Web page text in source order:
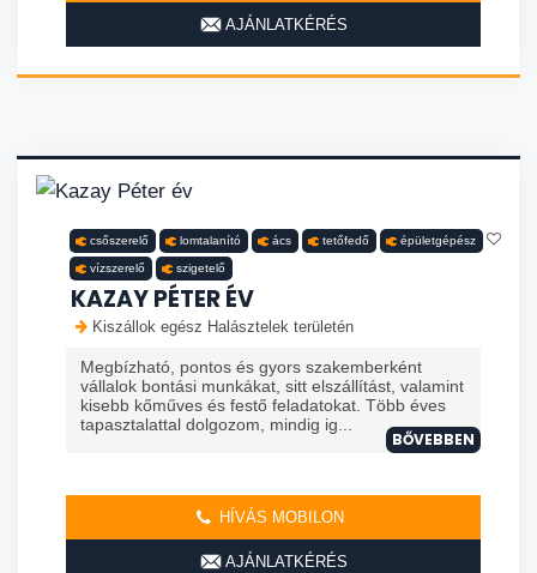
AJÁNLATKÉRÉS
csőszerelő lomtalanító ács tetőfedő épületgépész
vízszerelő szigetelő
KAZAY PÉTER ÉV
Kiszállok egész Halásztelek területén
Megbízható, pontos és gyors szakemberként
vállalok bontási munkákat, sitt elszállítást, valamint
kisebb kőműves és festő feladatokat. Több éves
tapasztalattal dolgozom, mindig ig...
BŐVEBBEN
HÍVÁS MOBILON
AJÁNLATKÉRÉS